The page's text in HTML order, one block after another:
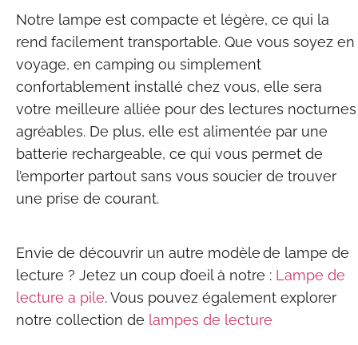
Notre lampe est compacte et légère, ce qui la
rend facilement transportable. Que vous soyez en
voyage, en camping ou simplement
confortablement installé chez vous, elle sera
votre meilleure alliée pour des lectures nocturnes
agréables. De plus, elle est alimentée par une
batterie rechargeable, ce qui vous permet de
l’emporter partout sans vous soucier de trouver
une prise de courant.
Envie de découvrir un autre modèle de lampe de
lecture ? Jetez un coup d’oeil à notre : Lampe de
lecture a pile. Vous pouvez également explorer
notre collection de lampes de lecture